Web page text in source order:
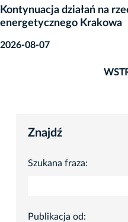
Kontynuacja działań na
energetycznego Krakowa
2026-08-07
Znajdź
Szukana fraza:
Publikacja od: